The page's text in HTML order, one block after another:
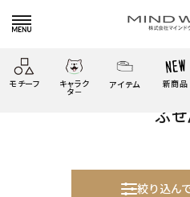
モチーフ キャラク
タ－
アイテム 新商品
HOME すべての商品 ばいばいべ
ふ
絞り込ん